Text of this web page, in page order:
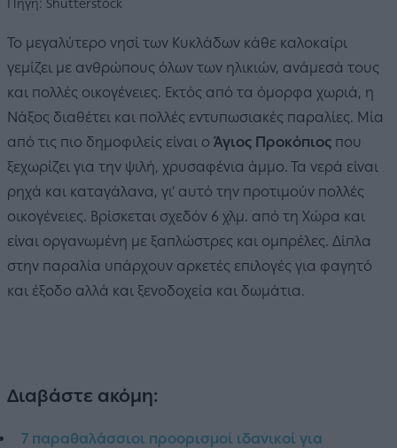
Πηγή: Shutterstock
Το μεγαλύτερο νησί των Κυκλάδων κάθε καλοκαίρι
γεμίζει με ανθρώπους όλων των ηλικιών, ανάμεσά τους
και πολλές οικογένειες. Εκτός από τα όμορφα χωριά, η
Νάξος διαθέτει και πολλές εντυπωσιακές παραλίες. Μία
από τις πιο δημοφιλείς είναι ο Άγιος Προκόπιος που
ξεχωρίζει για την ψιλή, χρυσαφένια άμμο. Τα νερά είναι
ρηχά και καταγάλανα, γι’ αυτό την προτιμούν πολλές
οικογένειες. Βρίσκεται σχεδόν 6 χλμ. από τη Χώρα και
είναι οργανωμένη με ξαπλώστρες και ομπρέλες. Δίπλα
στην παραλία υπάρχουν αρκετές επιλογές για φαγητό
και έξοδο αλλά και ξενοδοχεία και δωμάτια.
Διαβάστε ακόμη:
7 παραθαλάσσιοι προορισμοί ιδανικοί για